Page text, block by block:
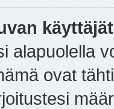
alapuolella
ovat